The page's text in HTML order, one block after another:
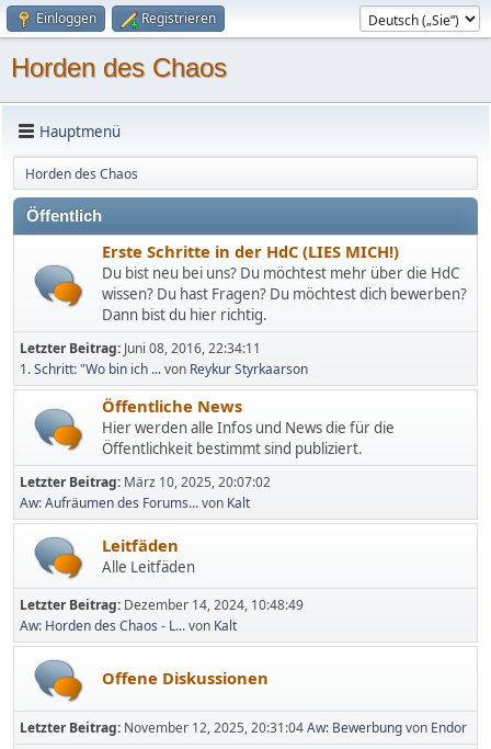
Einloggen Registrieren
Horden des Chaos
Hauptmenü
Horden des Chaos
Öffentlich
Erste Schritte in der HdC (LIES MICH!)
Du bist neu bei uns? Du möchtest mehr über die HdC
wissen? Du hast Fragen? Du möchtest dich bewerben?
Dann bist du hier richtig.
Letzter Beitrag: Juni 08, 2016, 22:34:11
1. Schritt: "Wo bin ich ...von Reykur Styrkaarson
Öffentliche News
Hier werden alle Infos und News die für die
Öffentlichkeit bestimmt sind publiziert.
Letzter Beitrag: März 10, 2025, 20:07:02
Aw: Aufräumen des Forums...von Kalt
Leitfäden
Alle Leitfäden
Letzter Beitrag: Dezember 14, 2024, 10:48:49
Aw: Horden des Chaos - L...von Kalt
Offene Diskussionen
Letzter Beitrag: November 12, 2025, 20:31:04Aw: Bewerbungvon Endor